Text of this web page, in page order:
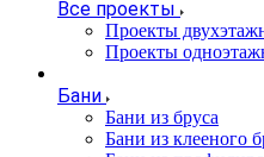
Все проекты
Проекты
Проекты
Бани
Бани из бруса
Бани из клееного